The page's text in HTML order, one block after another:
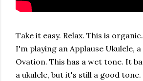
Take it easy. Relax. This is
I'm playing an Applause Ukulele,
Ovation. This has a wet tone. It
a ukulele, but it's still a good tone.